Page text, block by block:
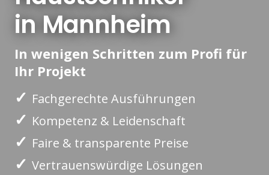
in Mannheim
In wenigen Schritten zum Profi für
Ihr Projekt
✓ Fachgerechte Ausführungen
✓ Kompetenz & Leidenschaft
✓ Faire & transparente Preise
✓ Vertrauenswürdige Lösungen